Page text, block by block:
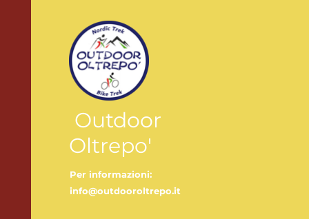
Per informazioni:
info@outdooroltrepo.it
Outdoor
Oltrepo'